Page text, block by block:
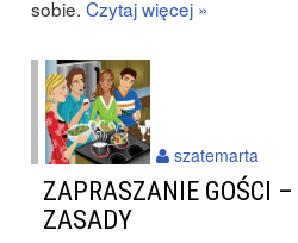
sobie. Czytaj więcej »
ZAPRASZANIE GOŚCI
ZASADY
szatemarta